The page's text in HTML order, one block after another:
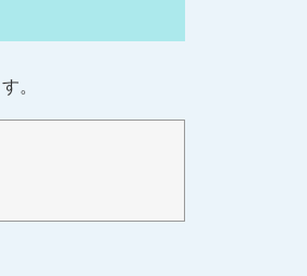
。